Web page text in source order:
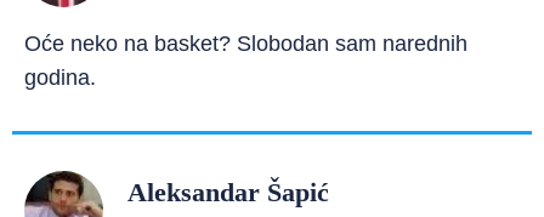
Oće neko na basket? Slobodan sam narednih
godina.
Aleksandar Šapić